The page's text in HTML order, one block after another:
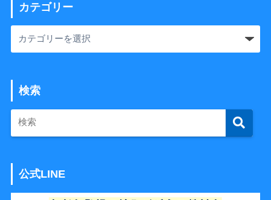
カテゴリー
検索
公式LINE